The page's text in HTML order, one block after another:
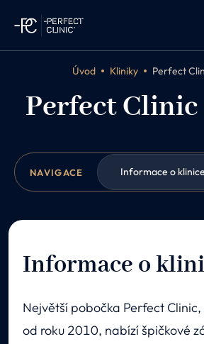
Úvod Kliniky Perfect
Perfect Clinic
NAVIGACE Informace o klinice
Informace o
Největší pobočka Perfect
od roku 2010, nabízí špičkové